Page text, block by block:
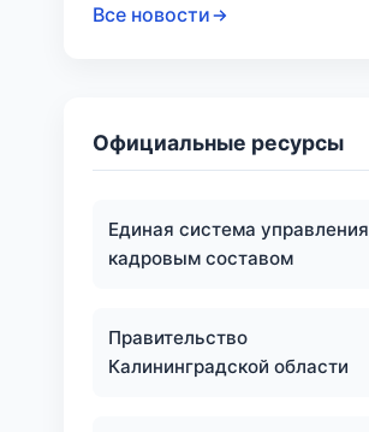
Все новости
Официальные ресурсы
Единая система управления
кадровым составом
Правительство
Калининградской области